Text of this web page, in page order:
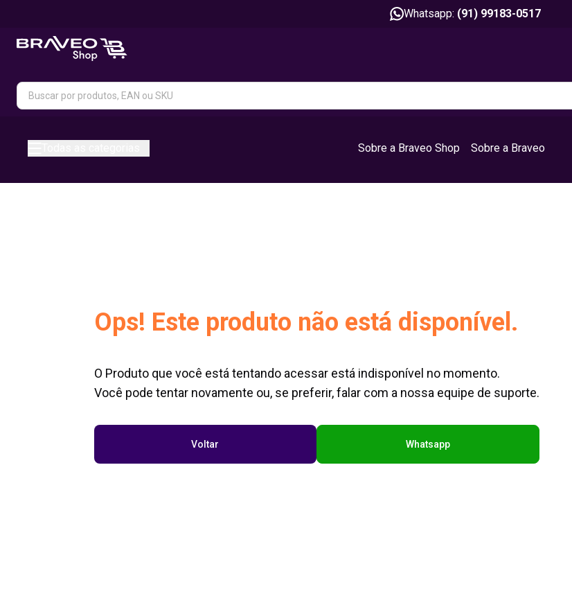
Whatsapp: (91) 99183-0517
Sobre a Braveo Shop Sobre a Braveo
Ops! Este produto não está disponível.
O Produto que você está tentando acessar está indisponível no momento.
Você pode tentar novamente ou, se preferir, falar com a nossa equipe de suporte.
Voltar Whatsapp